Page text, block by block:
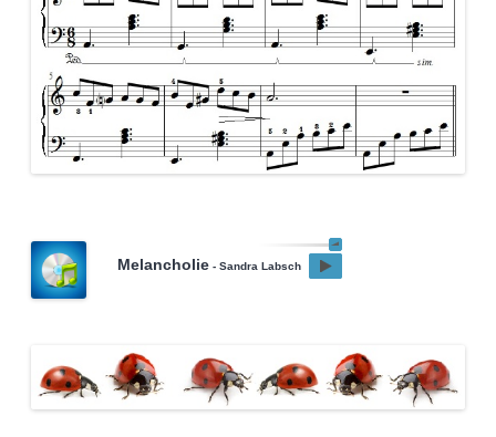
Melancholie- Sandra Labsch